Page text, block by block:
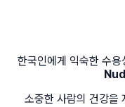
한국인에게 익숙한 수
소중한 사람의 건강을